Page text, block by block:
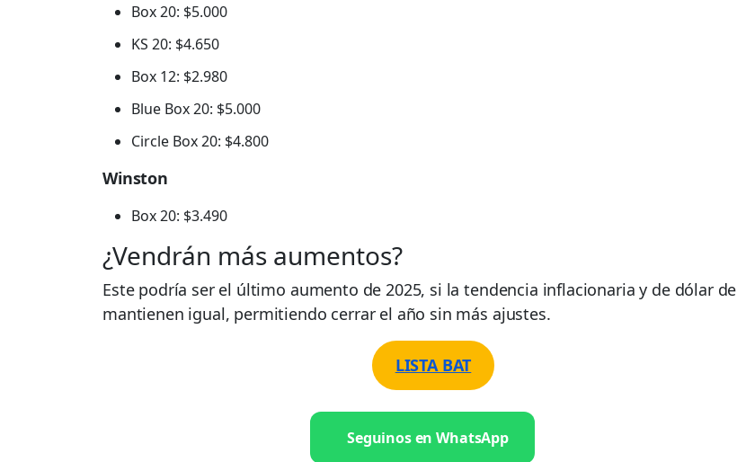
Box 20: $5.000
KS 20: $4.650
Box 12: $2.980
Blue Box 20: $5.000
Circle Box 20: $4.800
Winston
Box 20: $3.490
¿Vendrán más aumentos?
Este podría ser el último aumento de 2025, si la tendencia inflacionaria y de dólar de
mantienen igual, permitiendo cerrar el año sin más ajustes.
LISTA BAT
Seguinos en WhatsApp